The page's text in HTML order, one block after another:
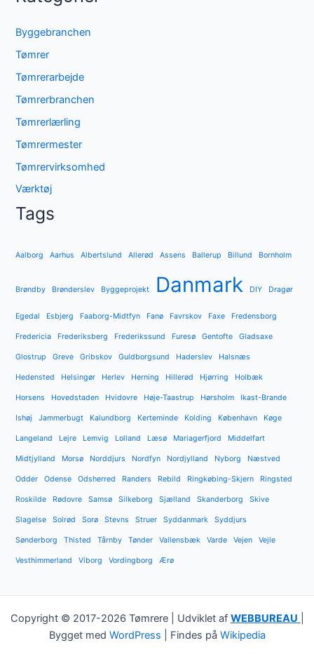
Byggebranchen
Tømrer
Tømrerarbejde
Tømrerbranchen
Tømrerlærling
Tømrermester
Tømrervirksomhed
Værktøj
Tags
Aalborg Aarhus Albertslund Allerød Assens Ballerup Billund Bornholm
Brøndby Brønderslev Byggeprojekt Danmark DIY Dragør
Egedal Esbjerg Faaborg-Midtfyn Fanø Favrskov Faxe Fredensborg
Fredericia Frederiksberg Frederikssund Furesø Gentofte Gladsaxe
Glostrup Greve Gribskov Guldborgsund Haderslev Halsnæs
Hedensted Helsingør Herlev Herning Hillerød Hjørring Holbæk
Horsens Hovedstaden Hvidovre Høje-Taastrup Hørsholm Ikast-Brande
Ishøj Jammerbugt Kalundborg Kerteminde Kolding København Køge
Langeland Lejre Lemvig Lolland Læsø Mariagerfjord Middelfart
Midtjylland Morsø Norddjurs Nordfyn Nordjylland Nyborg Næstved
Odder Odense Odsherred Randers Rebild Ringkøbing-Skjern Ringsted
Roskilde Rødovre Samsø Silkeborg Sjælland Skanderborg Skive
Slagelse Solrød Sorø Stevns Struer Syddanmark Syddjurs
Sønderborg Thisted Tårnby Tønder Vallensbæk Varde Vejen Vejle
Vesthimmerland Viborg Vordingborg Ærø
Copyright © 2017-2026 Tømrere | Udviklet af WEBBUREAU
Bygget med WordPress | Findes på Wikipedia